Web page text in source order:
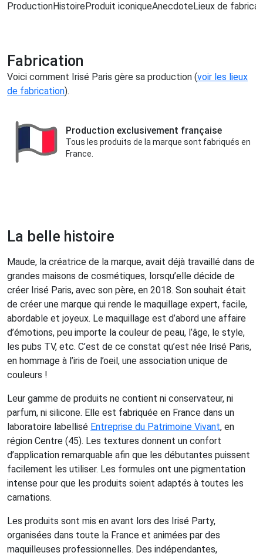
ProductionHistoireProduit iconiqueAnecdoteLieux de
Fabrication
Voici comment Irisé Paris gère sa production (voir les lieux
de fabrication).
Production exclusivement française
Tous les produits de la marque sont fabriqués en
France.
La belle histoire
Maude, la créatrice de la marque, avait déjà travaillé dans de
grandes maisons de cosmétiques, lorsqu’elle décide de
créer Irisé Paris, avec son père, en 2018. Son souhait était
de créer une marque qui rende le maquillage expert, facile,
abordable et joyeux. Le maquillage est d’abord une affaire
d’émotions, peu importe la couleur de peau, l’âge, le style,
les pubs TV, etc. C’est de ce constat qu’est née Irisé Paris,
en hommage à l’iris de l’oeil, une association unique de
couleurs !
Leur gamme de produits ne contient ni conservateur, ni
parfum, ni silicone. Elle est fabriquée en France dans un
laboratoire labellisé Entreprise du Patrimoine Vivant, en
région Centre (45). Les textures donnent un confort
d’application remarquable afin que les débutantes puissent
facilement les utiliser. Les formules ont une pigmentation
intense pour que les produits soient adaptés à toutes les
carnations.
Les produits sont mis en avant lors des Irisé Party,
organisées dans toute la France et animées par des
maquilleuses professionnelles. Des indépendantes,